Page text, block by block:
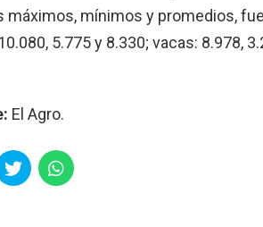
máximos, mínimos y promedios,
5.775 y 8.330; vacas: 8.978,
El Agro.